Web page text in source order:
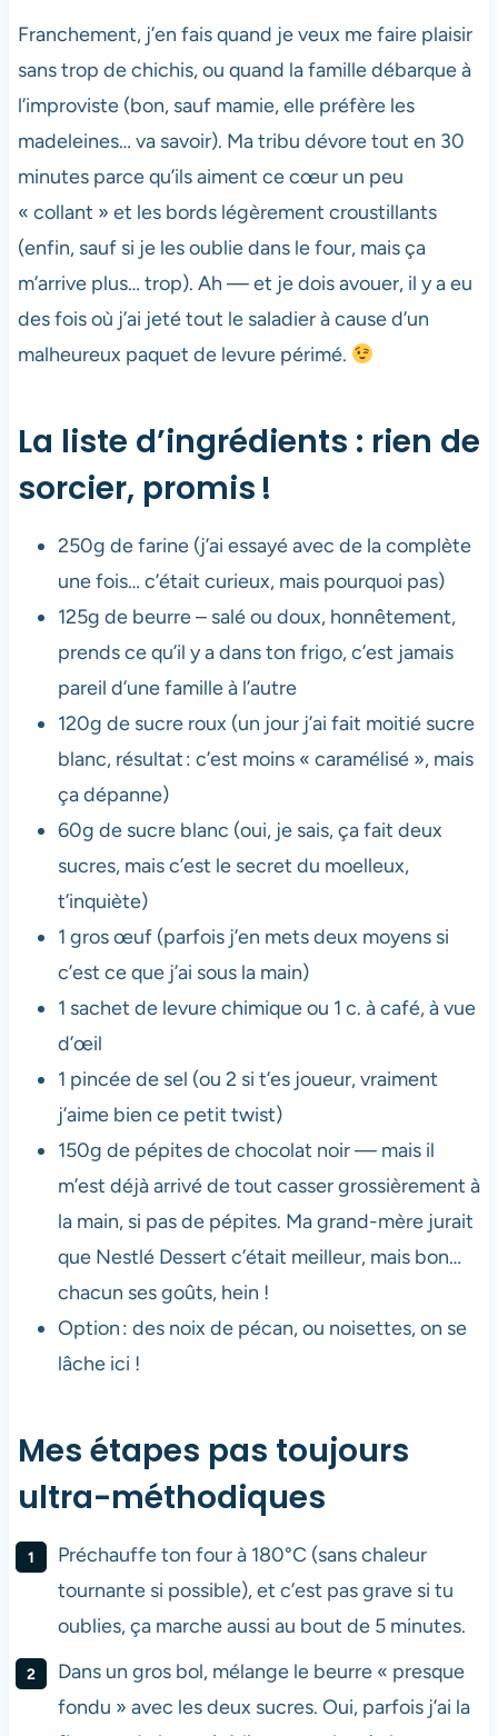
Franchement, j’en fais quand je veux me faire plaisir
sans trop de chichis, ou quand la famille débarque à
l’improviste (bon, sauf mamie, elle préfère les
madeleines… va savoir). Ma tribu dévore tout en 30
minutes parce qu’ils aiment ce cœur un peu
« collant » et les bords légèrement croustillants
(enfin, sauf si je les oublie dans le four, mais ça
m’arrive plus… trop). Ah — et je dois avouer, il y a eu
des fois où j’ai jeté tout le saladier à cause d’un
malheureux paquet de levure périmé.
La liste d’ingrédients : rien de
sorcier, promis !
250g de farine (j’ai essayé avec de la complète
une fois… c’était curieux, mais pourquoi pas)
125g de beurre – salé ou doux, honnêtement,
prends ce qu’il y a dans ton frigo, c’est jamais
pareil d’une famille à l’autre
120g de sucre roux (un jour j’ai fait moitié sucre
blanc, résultat : c’est moins « caramélisé », mais
ça dépanne)
60g de sucre blanc (oui, je sais, ça fait deux
sucres, mais c’est le secret du moelleux,
t’inquiète)
1 gros œuf (parfois j’en mets deux moyens si
c’est ce que j’ai sous la main)
1 sachet de levure chimique ou 1 c. à café, à vue
d’œil
1 pincée de sel (ou 2 si t’es joueur, vraiment
j’aime bien ce petit twist)
150g de pépites de chocolat noir — mais il
m’est déjà arrivé de tout casser grossièrement à
la main, si pas de pépites. Ma grand-mère jurait
que Nestlé Dessert c’était meilleur, mais bon…
chacun ses goûts, hein !
Option : des noix de pécan, ou noisettes, on se
lâche ici !
Mes étapes pas toujours
ultra-méthodiques
Préchauffe ton four à 180°C (sans chaleur
tournante si possible), et c’est pas grave si tu
oublies, ça marche aussi au bout de 5 minutes.
Dans un gros bol, mélange le beurre « presque
fondu » avec les deux sucres. Oui, parfois j’ai la